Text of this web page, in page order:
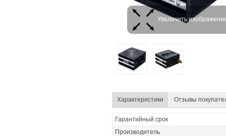
Увеличить
Характеристики Отзывы
Гарантийный срок
Производитель